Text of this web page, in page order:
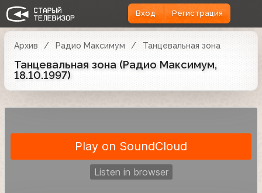
Вход Регистрация
Архив Радио Максимум Танцевальная зона
Танцевальная зона (Радио Максимум,
18.10.1997)